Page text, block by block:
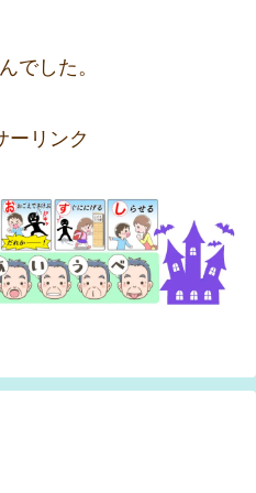
でした。
ーリンク